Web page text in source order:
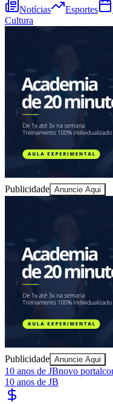
Bragantino
Vitória
Notícias Esportes
Cultura
Publicidade Anuncie Aqui
Publicidade Anuncie Aqui
10 anos de JBnovo portal
10 anos de JB